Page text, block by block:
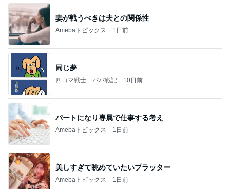
妻が戦うべきは夫との関係性
Amebaトピックス 1日前
同じ夢
四コマ戦士 パパ戦記 10日前
パートになり専属で仕事する考え
Amebaトピックス 1日前
美しすぎて眺めていたいプラッター
Amebaトピックス 1日前